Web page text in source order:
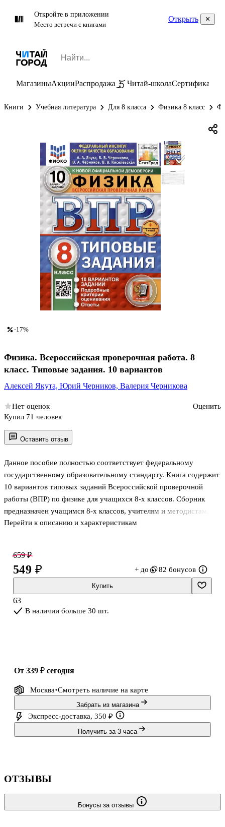
Откройте в приложении
Место встречи с книгами
Открыть
МагазиныАкцииРаспродажа Читай-школаСертификаты
Книги Учебная литература Для 8 класса Физика 8 класс
Оставить отзыв
Данное пособие полностью соответствует федеральному
государственному образовательному стандарту. Книга содержит
10 вариантов типовых заданий Всероссийской проверочной
работы (ВПР) по физике для учащихся 8-х классов. Сборник
предназначен учащимся 8-х классов, учителям и методистам,
использующим типовые задания для подготовки к
Перейти к описанию и характеристикам
-17%
Физика. Всероссийская проверочная работа. 8
класс. Типовые задания. 10 вариантов
Алексей Якута, Юрий Черников, Валерия Черникова
Нет оценок
Оценить
Купил 71 человек
659 ₽
549 ₽ + до 82 бонусов
Купить
63
В наличии больше 30 шт.
от 339 ₽ сегодня
Москва Смотреть наличие на карте
Забрать из магазина
Экспресс-доставка, 350 ₽
Получить за 3 часа
ОТЗЫВЫ
Бонусы за отзывы